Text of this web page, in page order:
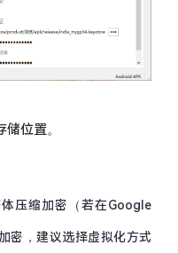
位置。
压缩加密（若在Google
密，建议选择虚拟化方式